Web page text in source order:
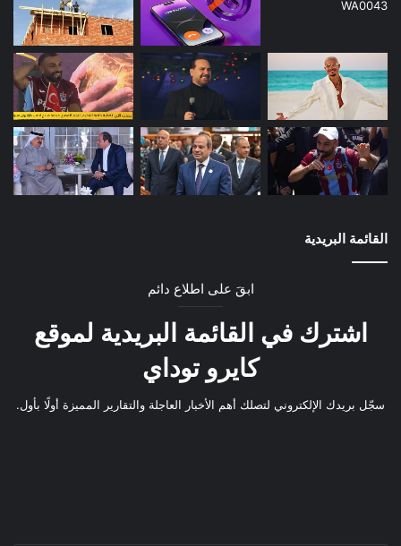
القائمة البريدية
ابقَ على اطلاع دائم
اشترك في القائمة البريدية لموقع
كايرو توداي
سجّل بريدك الإلكتروني لتصلك أهم الأخبار العاجلة والتقارير المميزة أولًا بأول.